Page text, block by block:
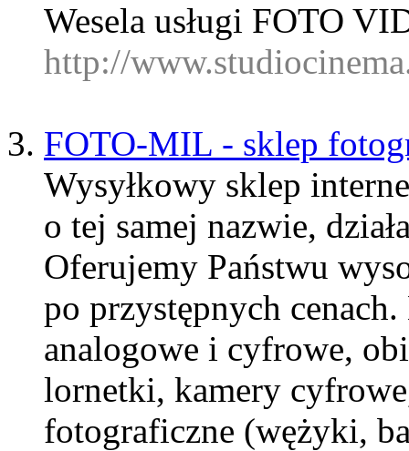
Wesela usługi FOTO
http://
FOTO-MIL - sklep
Wysyłkowy sklep
o tej samej nazwie,
Oferujemy Państwu
po przystępnych
analogowe i cyfrowe,
lornetki, kamery
fotograficzne (wężyki,